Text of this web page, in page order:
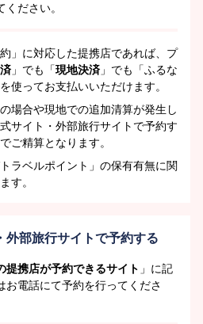
ださい。
」に対応した提携店であれば、プ
」でも「現地決済 」でも「ふるな
使ってお支払いいただけます。
場合や現地での追加清算が発生し
サイト・外部旅行サイトで予約す
ご精算となります。
ラベルポイント」の保有有無に関
す。
外部旅行サイトで予約する
提携店が予約できるサイト 」に記
お電話にて予約を行ってくださ